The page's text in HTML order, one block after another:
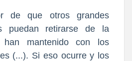
de que otros grandes
puedan retirarse de la
han mantenido con los
(...). Si eso ocurre y los